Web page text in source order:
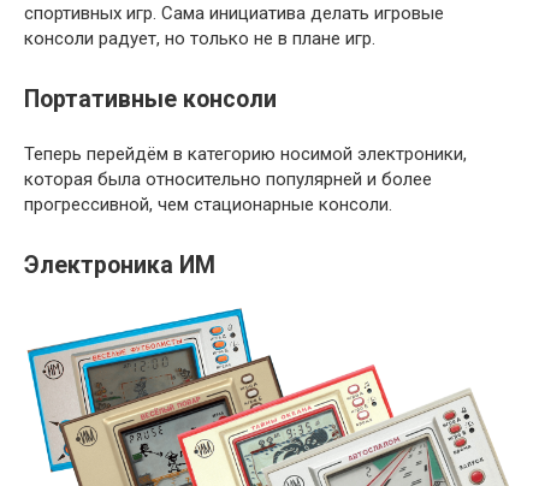
спортивных игр. Сама инициатива делать игровые
консоли радует, но только не в плане игр.
Портативные консоли
Теперь перейдём в категорию носимой электроники,
которая была относительно популярней и более
прогрессивной, чем стационарные консоли.
Электроника ИМ